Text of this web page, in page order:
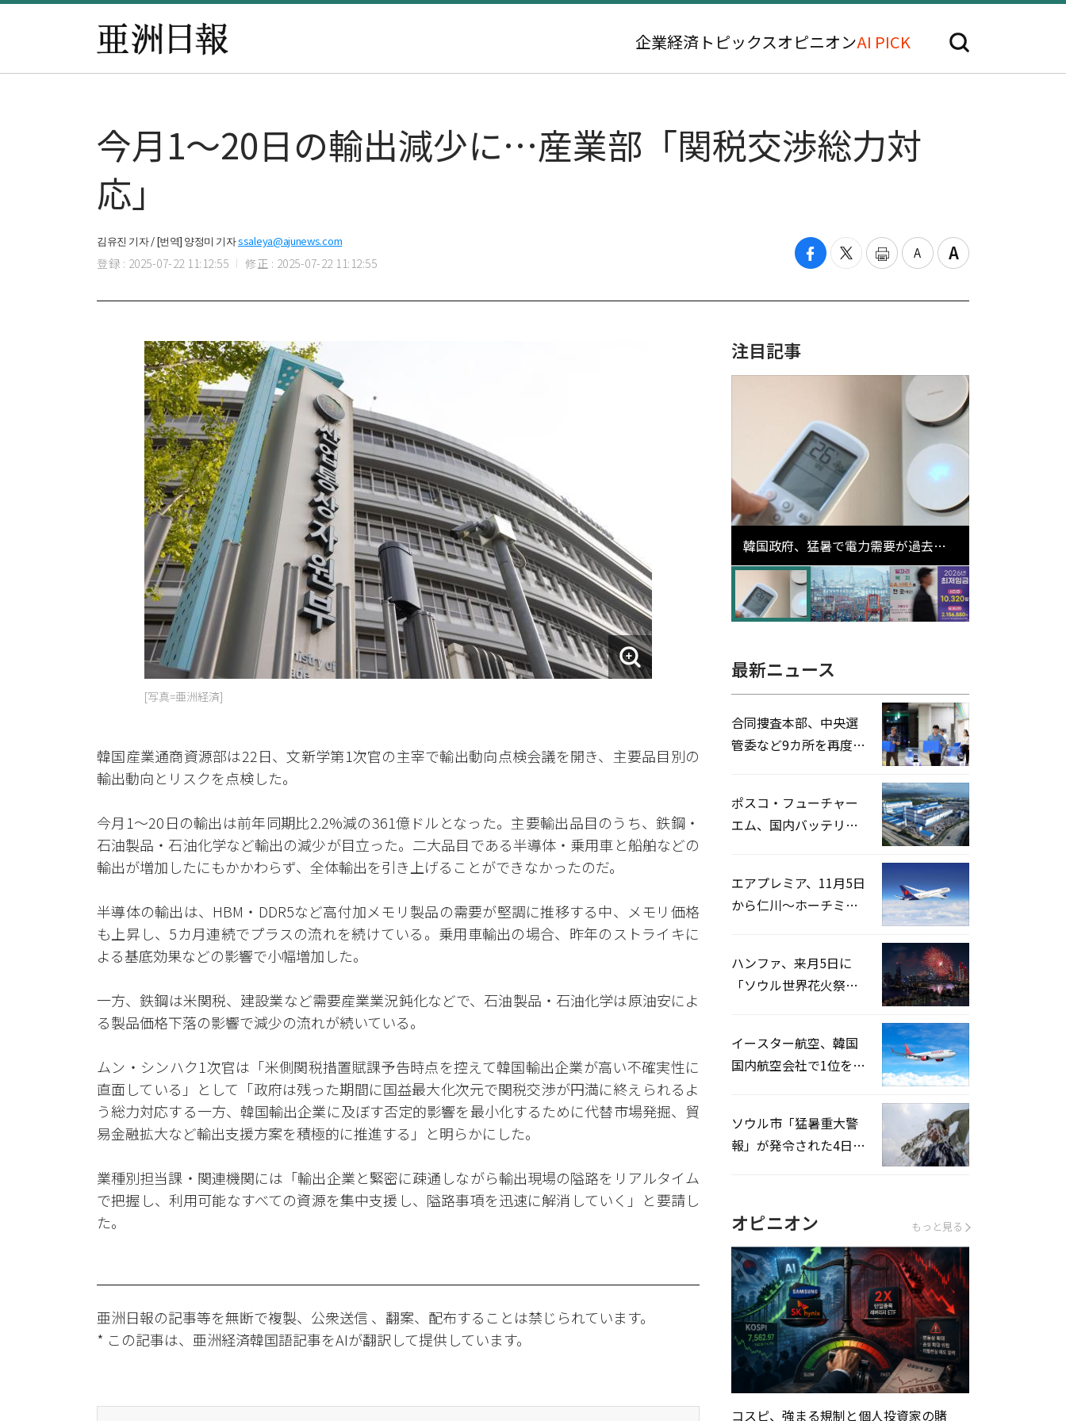
企業経済 トピックスオピニオンAI PICK
今月1～20日の輸出減少に…産業部「関税交渉総力対
応」
김유진 기자 / [번역] 양정미 기자ssaleya@ajunews.com
登録 : 2025-07-22 11:12:55 修正 : 2025-07-22 11:12:55
[写真=亜洲経済]
韓国産業通商資源部は22日、文新学第1次官の主宰で輸出動向点検会議を開き、主要品目別の
輸出動向とリスクを点検した。
今月1～20日の輸出は前年同期比2.2%減の361億ドルとなった。主要輸出品目のうち、鉄鋼・
石油製品・石油化学など輸出の減少が目立った。二大品目である半導体・乗用車と船舶などの
輸出が増加したにもかかわらず、全体輸出を引き上げることができなかったのだ。
半導体の輸出は、HBM・DDR5など高付加メモリ製品の需要が堅調に推移する中、メモリ価格
も上昇し、5カ月連続でプラスの流れを続けている。乗用車輸出の場合、昨年のストライキに
よる基底効果などの影響で小幅増加した。
一方、鉄鋼は米関税、建設業など需要産業業況鈍化などで、石油製品・石油化学は原油安によ
る製品価格下落の影響で減少の流れが続いている。
ムン・シンハク1次官は「米側関税措置賦課予告時点を控えて韓国輸出企業が高い不確実性に
直面している」として「政府は残った期間に国益最大化次元で関税交渉が円満に終えられるよ
う総力対応する一方、韓国輸出企業に及ぼす否定的影響を最小化するために代替市場発掘、貿
易金融拡大など輸出支援方案を積極的に推進する」と明らかにした。
業種別担当課・関連機関には「輸出企業と緊密に疎通しながら輸出現場の隘路をリアルタイム
で把握し、利用可能なすべての資源を集中支援し、隘路事項を迅速に解消していく」と要請し
た。
亜洲日報の記事等を無断で複製、公衆送信 、翻案、配布することは禁じられています。
* この記事は、亜洲経済韓国語記事をAIが翻訳して提供しています。
注目記事
韓国政府、猛暑で電力需要が過去最
高更新の可能性に需給対応体制を点
検
最新ニュース
合同捜査本部、中央選
管委など9カ所を再度家
ポスコ・フューチャー
エム、国内バッテリー
エアプレミア、11月5日
から仁川〜ホーチミン
ハンファ、来月5日に
「ソウル世界花火祭り
イースター航空、韓国
国内航空会社で1位を記
ソウル市「猛暑重大警
報」が発令された4日、
オピニオン もっと見る
コスピ、強まる規制と個人投資家の賭